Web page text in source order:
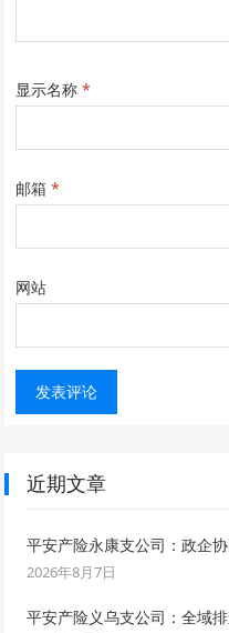
显示名称*
邮箱*
网站
近期文章
平安产险永康支公司：政企
2026年8月7日
平安产险义乌支公司：全域